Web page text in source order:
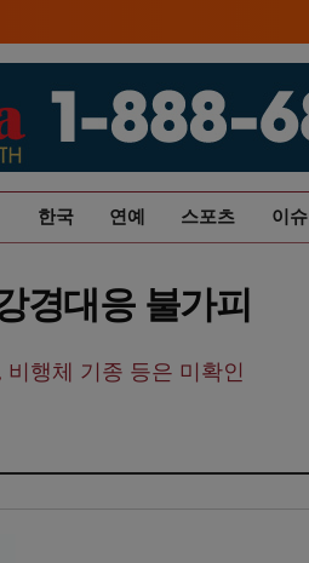
한국 연예 스포츠 이슈
경대응 불가피
행체 기종 등은 미확인